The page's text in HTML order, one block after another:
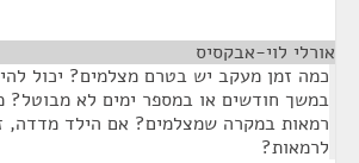
אורלי לוי-אבקסיס
כמה זמן מעקב יש בטרם מצלמים? יכול
במשך חודשים או במספר ימים לא מבוטל?
רמאות במקרה שמצלמים? אם הילד מדדה,
לרמאות?